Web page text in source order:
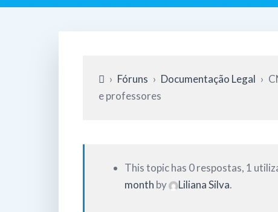
› Fóruns › Documentação Legal ›
e professores
This topic has 0 respostas, 1
month by Liliana Silva.